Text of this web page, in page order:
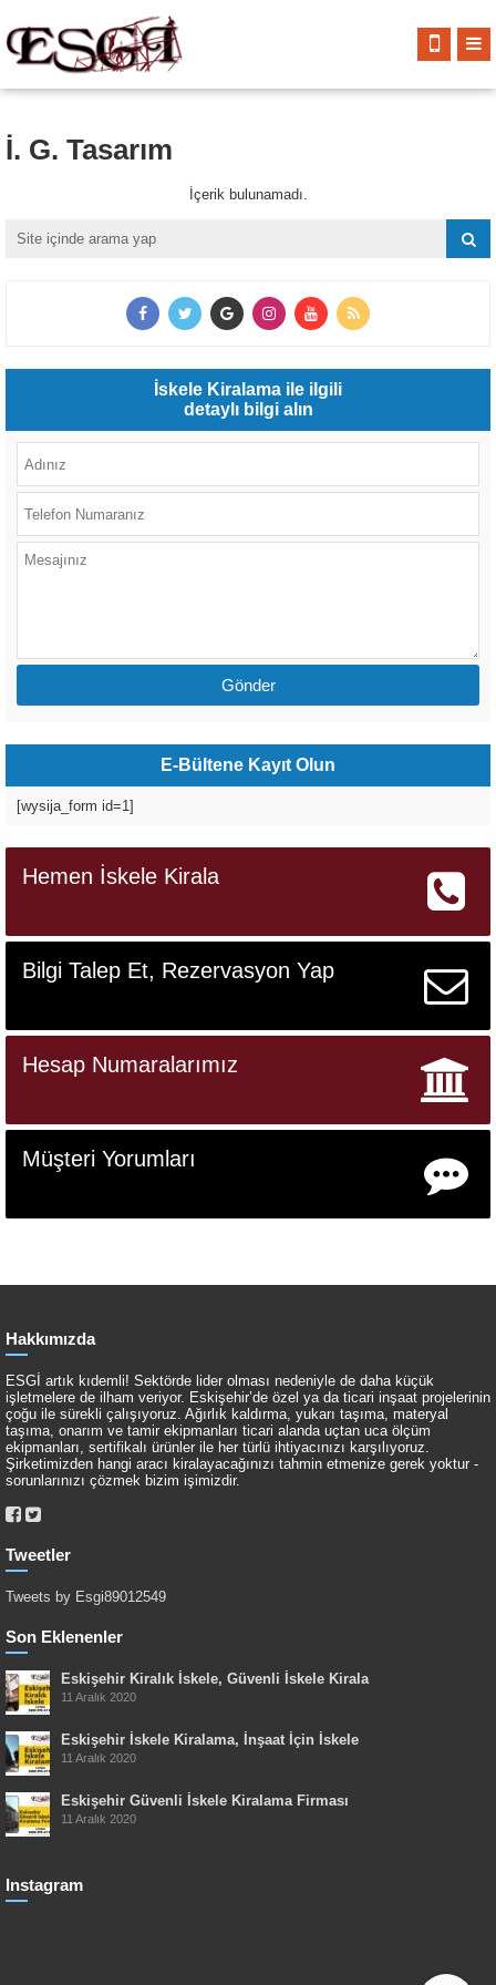
İ. G. Tasarım
İçerik bulunamadı.
İskele Kiralama ile ilgili
detaylı bilgi alın
E-Bültene Kayıt Olun
[wysija_form id=1]
Hemen İskele Kirala
Bilgi Talep Et, Rezervasyon Yap
Hesap Numaralarımız
Müşteri Yorumları
Hakkımızda
ESGİ artık kıdemli! Sektörde lider olması nedeniyle de daha küçük
işletmelere de ilham veriyor. Eskişehir’de özel ya da ticari inşaat projelerinin
çoğu ile sürekli çalışıyoruz. Ağırlık kaldırma, yukarı taşıma, materyal
taşıma, onarım ve tamir ekipmanları ticari alanda uçtan uca ölçüm
ekipmanları, sertifikalı ürünler ile her türlü ihtiyacınızı karşılıyoruz.
Şirketimizden hangi aracı kiralayacağınızı tahmin etmenize gerek yoktur -
sorunlarınızı çözmek bizim işimizdir.
Tweetler
Tweets by Esgi89012549
Son Eklenenler
Eskişehir Kiralık İskele, Güvenli İskele Kirala
11 Aralık 2020
Eskişehir İskele Kiralama, İnşaat İçin İskele
11 Aralık 2020
Eskişehir Güvenli İskele Kiralama Firması
11 Aralık 2020
Instagram